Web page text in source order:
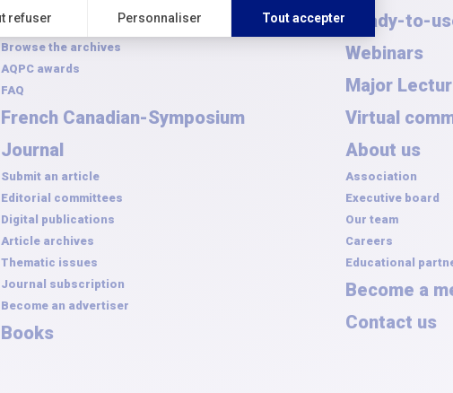
Submit an application
Browse the archives
AQPC awards
FAQ
French Canadian-Symposium
Journal
Submit an article
Editorial committees
Digital publications
Article archives
Thematic issues
Journal subscription
Become an advertiser
Books
Ready-to-
Webinars
Major
Virtual
About us
Association
Executive board
Our team
Careers
Educational
Become a
Contact us